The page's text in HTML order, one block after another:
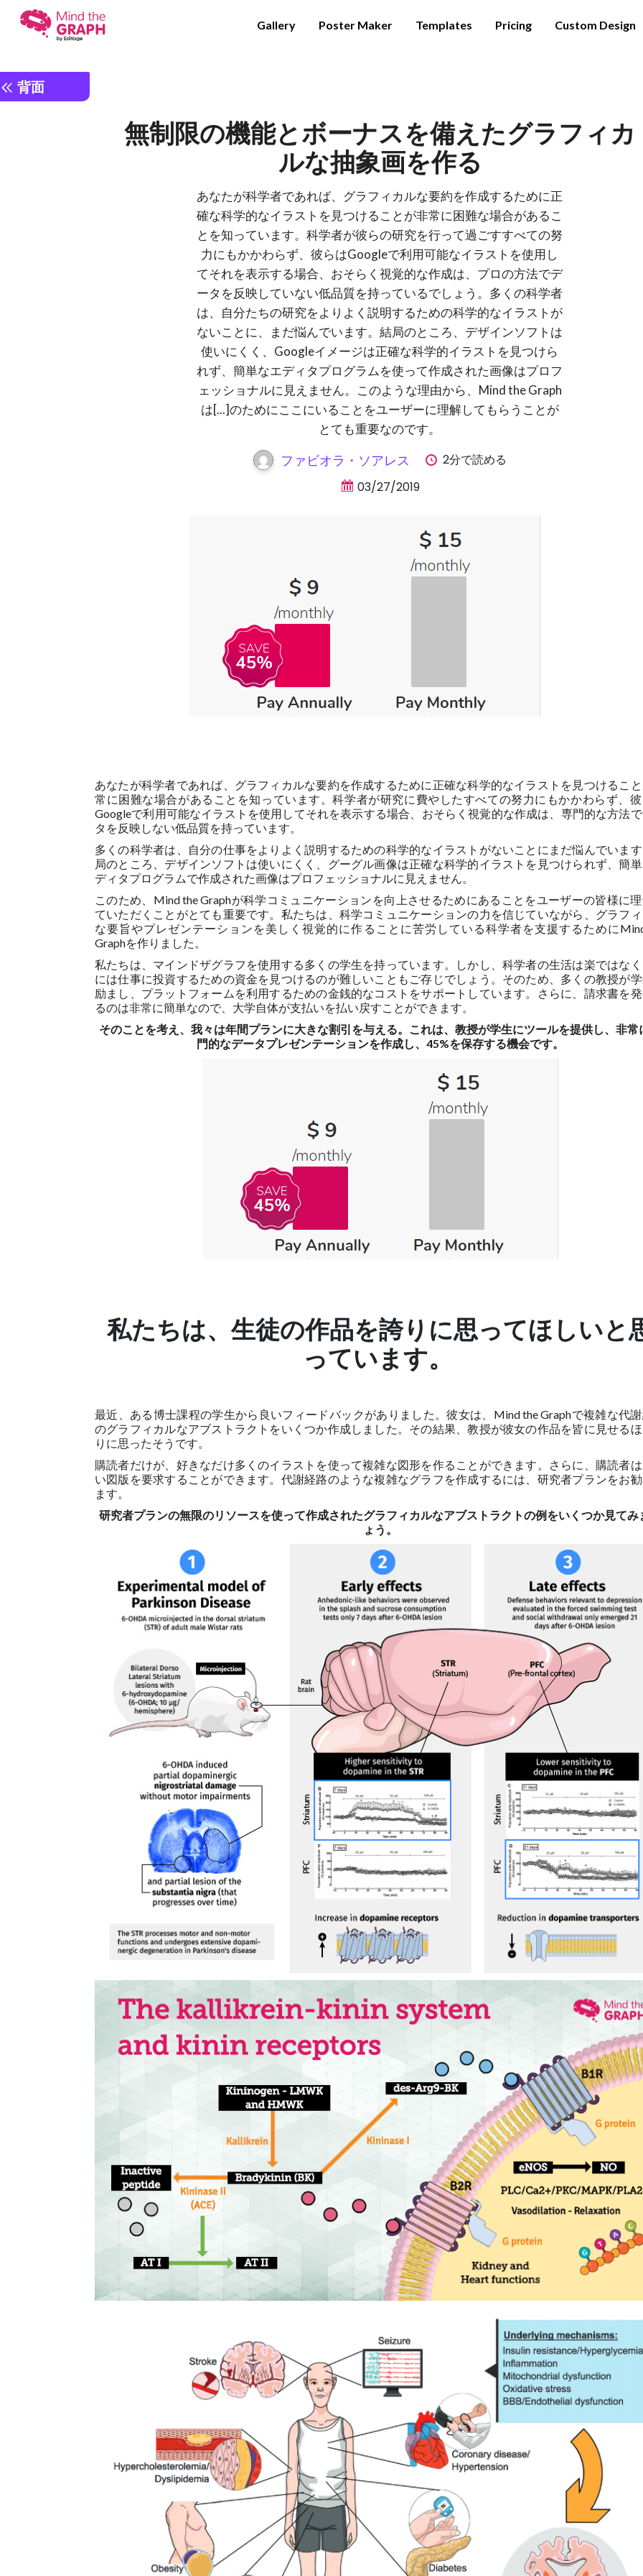
Gallery Poster Maker Templates Pricing Custom Design
背面
無制限の機能とボーナスを備えたグラフィカ
ルな抽象画を作る
あなたが科学者であれば、グラフィカルな要約を作成するために正
確な科学的なイラストを見つけることが非常に困難な場合があるこ
とを知っています。科学者が彼らの研究を行って過ごすすべての努
力にもかかわらず、彼らはGoogleで利用可能なイラストを使用し
てそれを表示する場合、おそらく視覚的な作成は、プロの方法でデ
ータを反映していない低品質を持っているでしょう。多くの科学者
は、自分たちの研究をよりよく説明するための科学的なイラストが
ないことに、まだ悩んでいます。結局のところ、デザインソフトは
使いにくく、Googleイメージは正確な科学的イラストを見つけら
れず、簡単なエディタプログラムを使って作成された画像はプロフ
ェッショナルに見えません。このような理由から、Mind the Graph
は[...]のためにここにいることをユーザーに理解してもらうことが
とても重要なのです。
ファビオラ・ソアレス
2分で読める
03/27/2019
あなたが科学者であれば、グラフィカルな要約を作成するために正確な科学的なイラストを見つけるこ
常に困難な場合があることを知っています。科学者が研究に費やしたすべての努力にもかかわらず、
Googleで利用可能なイラストを使用してそれを表示する場合、おそらく視覚的な作成は、専門的な方法
タを反映しない低品質を持っています。
多くの科学者は、自分の仕事をよりよく説明するための科学的なイラストがないことにまだ悩んでいま
局のところ、デザインソフトは使いにくく、グーグル画像は正確な科学的イラストを見つけられず、簡
ディタプログラムで作成された画像はプロフェッショナルに見えません。
このため、Mind the Graphが科学コミュニケーションを向上させるためにあることをユーザーの皆様に
ていただくことがとても重要です。私たちは、科学コミュニケーションの力を信じていながら、グラフ
な要旨やプレゼンテーションを美しく視覚的に作ることに苦労している科学者を支援するために
Graphを作りました。
私たちは、マインドザグラフを使用する多くの学生を持っています。しかし、科学者の生活は楽ではな
には仕事に投資するための資金を見つけるのが難しいこともご存じでしょう。そのため、多くの教授が
励まし、プラットフォームを利用するための金銭的なコストをサポートしています。さらに、請求書を
るのは非常に簡単なので、大学自体が支払いを払い戻すことができます。
そのことを考え、我々は年間プランに大きな割引を与える。これは、教授が学生にツールを提供し、非常
門的なデータプレゼンテーションを作成し、45%を保存する機会です。
私たちは、生徒の作品を誇りに思ってほしいと
っています。
最近、ある博士課程の学生から良いフィードバックがありました。彼女は、Mind the Graphで複雑な代
のグラフィカルなアブストラクトをいくつか作成しました。その結果、教授が彼女の作品を皆に見せる
りに思ったそうです。
購読者だけが、好きなだけ多くのイラストを使って複雑な図形を作ることができます。さらに、購読者
い図版を要求することができます。代謝経路のような複雑なグラフを作成するには、研究者プランをお
ます。
研究者プランの無限のリソースを使って作成されたグラフィカルなアブストラクトの例をいくつか見てみ
ょう。